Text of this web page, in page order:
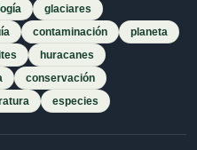
glaciares
contaminación
planeta
huracanes
conservación
especies